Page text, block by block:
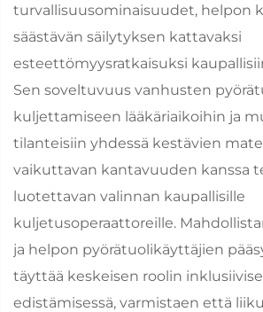
turvallisuusominaisuudet, helpon
säästävän säilytyksen kattavaksi
esteettömyysratkaisuksi
Sen soveltuvuus vanhusten
kuljettamiseen lääkäriaikoihin ja
tilanteisiin yhdessä kestävien
vaikuttavan kantavuuden kanssa
luotettavan valinnan kaupallisille
kuljetusoperaattoreille.
ja helpon pyörätuolikäyttäjien
täyttää keskeisen roolin
edistämisessä, varmistaen että